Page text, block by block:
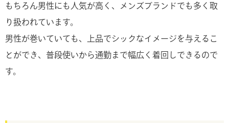
もちろん男性にも人気が高く、メンズブランドでも多く取
り扱われています。
男性が巻いていても、上品でシックなイメージを与えるこ
とができ、普段使いから通勤まで幅広く着回しできるので
す。